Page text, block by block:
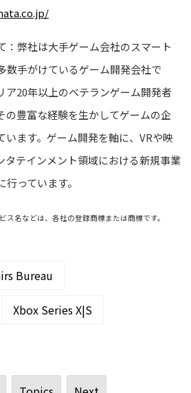
：弊社は大手ゲーム会社のスマート
数手がけているゲーム開発会社で
ア20年以上のベテランゲーム開発者
の豊富な経験を生かしてゲームの企
います。ゲーム開発を軸に、VRや映
タテインメント領域における新規事業
っています。
ス名などは、各社の登録商標または商標です。
Bureau
Xbox Series X|S